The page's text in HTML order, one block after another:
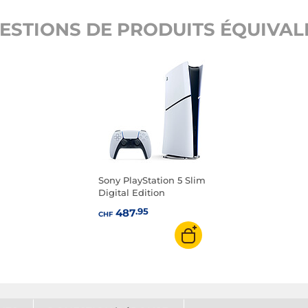
DE PRODUITS
Sony PlayStation 5 Slim
Digital Edition
CHF487.95